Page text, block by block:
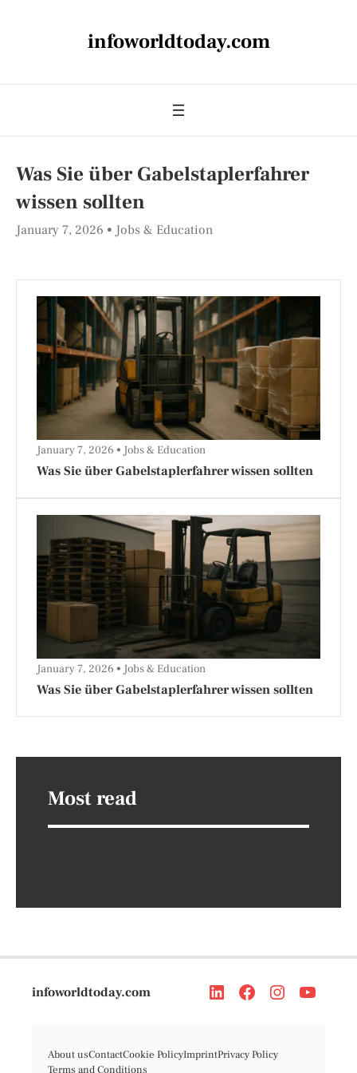
infoworldtoday.com
Was Sie über Gabelstaplerfahrer
wissen sollten
January 7, 2026 Jobs & Education
Was Sie über Gabelstaplerfahrer wissen sollten
January 7, 2026 Jobs & Education
Was Sie über Gabelstaplerfahrer wissen sollten
January 7, 2026 Jobs & Education
Most read
infoworldtoday.com
About usContactCookie PolicyImprintPrivacy Policy
Terms and Conditions